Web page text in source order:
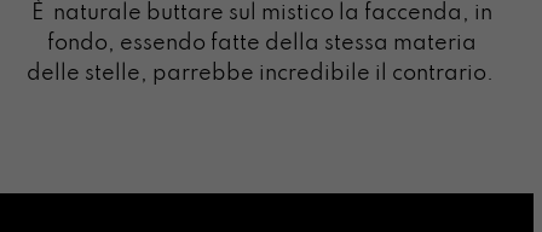
È naturale buttare sul mistico la faccenda, in
fondo, essendo fatte della stessa materia
delle stelle, parrebbe incredibile il contrario.